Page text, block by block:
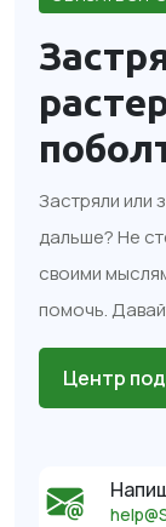
Застряли или
дальше? Не
своими
помочь.
Центр